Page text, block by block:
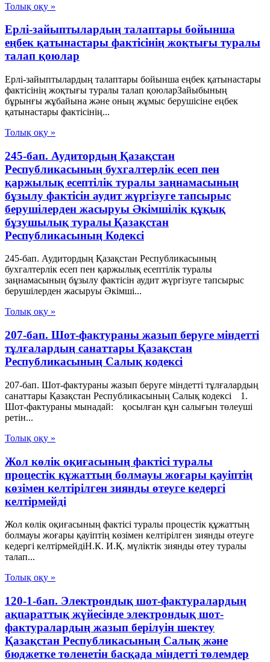
Толық оқу »
Ерлі-зайыптылардың талаптары бойынша
еңбек қатынастары фактісінің жоқтығы туралы
талап қоюлар
Ерлі-зайыптылардың талаптары бойынша еңбек қатынастары
фактісінің жоқтығы туралы талап қоюларЗайыбының
бұрынғы жұбайына және оның жұмыс берушісіне еңбек
қатынастары фактісінің...
Толық оқу »
245-бап. Аудитордың Қазақстан
Республикасының бухгалтерлiк есеп пен
қаржылық есептiлiк туралы заңнамасының
бұзылу фактiсiн аудит жүргiзуге тапсырыс
берушiлерден жасыруы Әкімшілік құқық
бұзушылық туралы Қазақстан
Республикасының Кодексі
245-бап. Аудитордың Қазақстан Республикасының
бухгалтерлiк есеп пен қаржылық есептiлiк туралы
заңнамасының бұзылу фактiсiн аудит жүргiзуге тапсырыс
берушiлерден жасыруы Әкімші...
Толық оқу »
207-бап. Шот-фактураны жазып беруге міндетті
тұлғалардың санаттары Қазақстан
Республикасының Салық кодексі
207-бап. Шот-фактураны жазып беруге міндетті тұлғалардың
санаттары Қазақстан Республикасының Салық кодексі 1.
Шот-фактураны мынадай: қосылған құн салығын төлеуші
ретін...
Толық оқу »
Жол көлік оқиғасының фактісі туралы
процестік құжаттың болмауы жоғары қауіптің
көзімен келтірілген зиянды өтеуге кедергі
келтірмейді
Жол көлік оқиғасының фактісі туралы процестік құжаттың
болмауы жоғары қауіптің көзімен келтірілген зиянды өтеуге
кедергі келтірмейдіН.К. И.Қ. мүліктік зиянды өтеу туралы
талап...
Толық оқу »
120-1-бап. Электрондық шот-фактуралардың
ақпараттық жүйесінде электрондық шот-
фактуралардың жазып берілуін шектеу
Қазақстан Республикасының Салық және
бюджетке төленетін басқада міндетті төлемдер